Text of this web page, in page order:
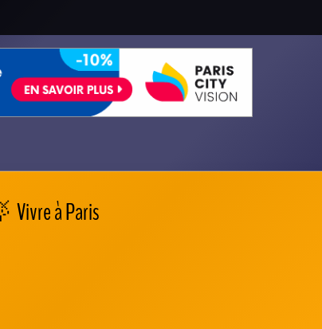
Vivre à Paris